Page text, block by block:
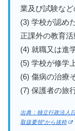
業及び試験な
(3) 学校が認め
正課外の教育活
(4) 就職又は進
(5) 学校が修学
(6) 傷病の治療
(7) 保護者の旅
出典：独立行政法人
取扱要領“から抜粋